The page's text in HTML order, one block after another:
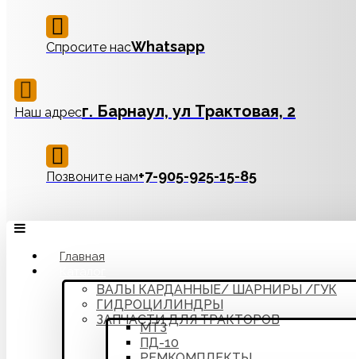
Спросите насWhatsapp
Наш адресг. Барнаул, ул Трактовая, 2
Позвоните нам‪+7-905-925-15-85
Главная
ВАЛЫ КАРДАННЫЕ/ ШАРНИРЫ /ГУК
ГИДРОЦИЛИНДРЫ
ЗАПЧАСТИ ДЛЯ ТРАКТОРОВ
МТЗ
ПД-10